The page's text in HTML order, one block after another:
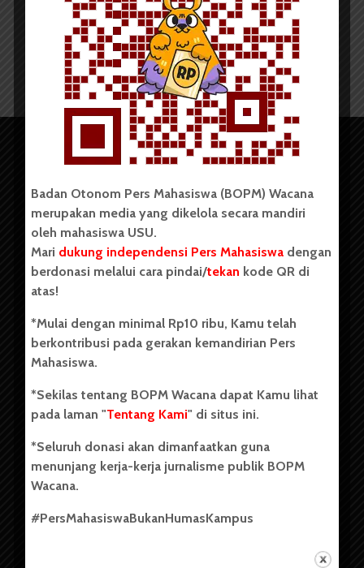
Redaksi 9 Juni 2021 2 menit waktu baca
Copyright © 2023. All rights reserved BOPM WACANA.
Badan Otonom Pers Mahasiswa (BOPM) Wacana merupakan
pers mahasiswa yang berdiri di luar kampus dan dikelola
(USU). Sebelumnya BOPM Wacana merupakan salah satu
Unit Kegiatan Mahasiswa (UKM) di Universitas Sumatera
berdiri pada 1 Juli 1995.
Tentang Kami
Badan Otonom Pers Mahasiswa (BOPM) Wacana
merupakan media yang dikelola secara mandiri
oleh mahasiswa USU.
Mari dukung independensi Pers Mahasiswa dengan
berdonasi melalui cara pindai/tekan kode QR di
atas!
*Mulai dengan minimal Rp10 ribu, Kamu telah
berkontribusi pada gerakan kemandirian Pers
Mahasiswa.
*Sekilas tentang BOPM Wacana dapat Kamu lihat
pada laman "Tentang Kami" di situs ini.
*Seluruh donasi akan dimanfaatkan guna
menunjang kerja-kerja jurnalisme publik BOPM
Wacana.
#PersMahasiswaBukanHumasKampus